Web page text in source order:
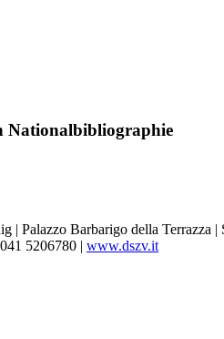
Nationalbibliographie
| Palazzo Barbarigo della Terrazza
5206780 | www.dszv.it